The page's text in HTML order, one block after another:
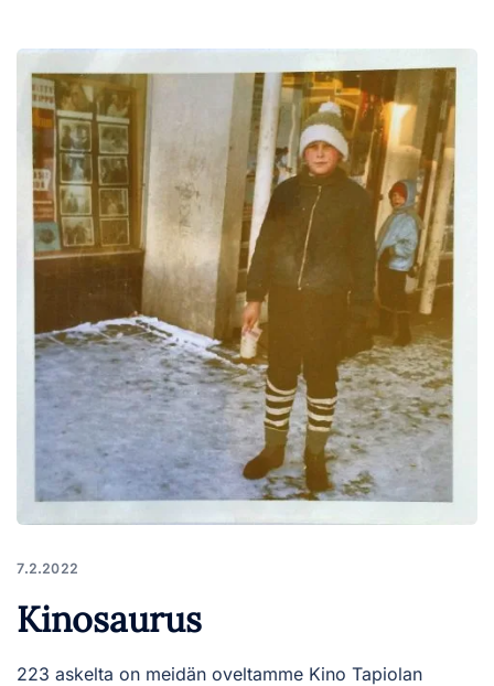
7.2.2022
Kinosaurus
223 askelta on meidän oveltamme Kino Tapiolan